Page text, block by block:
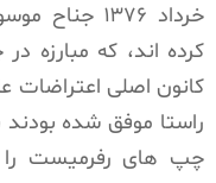
خرداد ۱۳۷۶
کرده اند، که مبارزه
کانون اصلی اعتراضات
راستا موفق شده
چپ های رفرمیست را